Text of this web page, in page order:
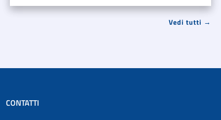
Vedi tutti →
CONTATTI